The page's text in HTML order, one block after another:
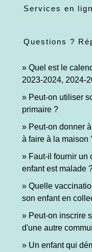
Services en
Questions ?
Quel est le
2023-2024, 2024-
Peut-on utiliser
primaire ?
Peut-on donner
à faire à la maison
Faut-il fournir un
enfant est malade
Quelle
son enfant en
Peut-on inscrire
d'une autre
Un enfant qui